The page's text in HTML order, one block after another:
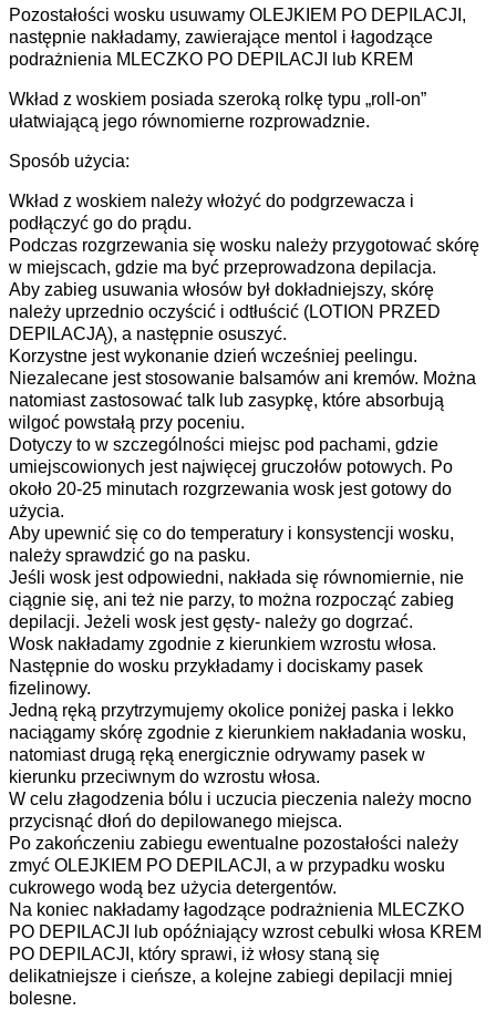
Pozostałości wosku usuwamy OLEJKIEM PO DEPILACJI,
następnie nakładamy, zawierające mentol i łagodzące
podrażnienia MLECZKO PO DEPILACJI lub KREM
Wkład z woskiem posiada szeroką rolkę typu „roll-on”
ułatwiającą jego równomierne rozprowadznie.
Sposób użycia:
Wkład z woskiem należy włożyć do podgrzewacza i
podłączyć go do prądu.
Podczas rozgrzewania się wosku należy przygotować skórę
w miejscach, gdzie ma być przeprowadzona depilacja.
Aby zabieg usuwania włosów był dokładniejszy, skórę
należy uprzednio oczyścić i odtłuścić (LOTION PRZED
DEPILACJĄ), a następnie osuszyć.
Korzystne jest wykonanie dzień wcześniej peelingu.
Niezalecane jest stosowanie balsamów ani kremów. Można
natomiast zastosować talk lub zasypkę, które absorbują
wilgoć powstałą przy poceniu.
Dotyczy to w szczególności miejsc pod pachami, gdzie
umiejscowionych jest najwięcej gruczołów potowych. Po
około 20-25 minutach rozgrzewania wosk jest gotowy do
użycia.
Aby upewnić się co do temperatury i konsystencji wosku,
należy sprawdzić go na pasku.
Jeśli wosk jest odpowiedni, nakłada się równomiernie, nie
ciągnie się, ani też nie parzy, to można rozpocząć zabieg
depilacji. Jeżeli wosk jest gęsty- należy go dogrzać.
Wosk nakładamy zgodnie z kierunkiem wzrostu włosa.
Następnie do wosku przykładamy i dociskamy pasek
fizelinowy.
Jedną ręką przytrzymujemy okolice poniżej paska i lekko
naciągamy skórę zgodnie z kierunkiem nakładania wosku,
natomiast drugą ręką energicznie odrywamy pasek w
kierunku przeciwnym do wzrostu włosa.
W celu złagodzenia bólu i uczucia pieczenia należy mocno
przycisnąć dłoń do depilowanego miejsca.
Po zakończeniu zabiegu ewentualne pozostałości należy
zmyć OLEJKIEM PO DEPILACJI, a w przypadku wosku
cukrowego wodą bez użycia detergentów.
Na koniec nakładamy łagodzące podrażnienia MLECZKO
PO DEPILACJI lub opóźniający wzrost cebulki włosa KREM
PO DEPILACJI, który sprawi, iż włosy staną się
delikatniejsze i cieńsze, a kolejne zabiegi depilacji mniej
bolesne.